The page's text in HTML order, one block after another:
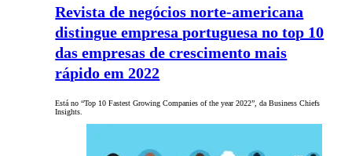
Revista de negócios norte-americana
distingue empresa portuguesa no top 10
das empresas de crescimento mais
rápido em 2022
Está no “Top 10 Fastest Growing Companies of the year 2022”, da Business Chiefs
Insights.